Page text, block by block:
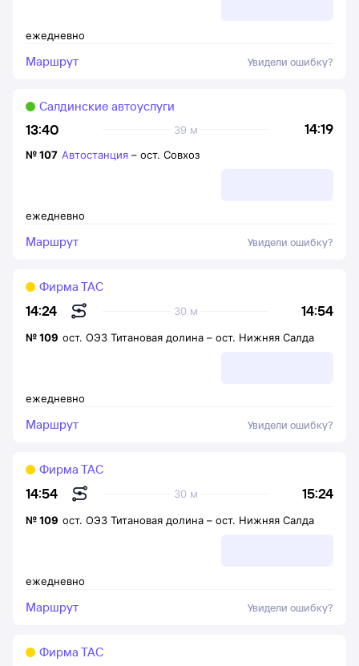
ежедневно
Маршрут Увидели ошибку?
13:40 14:19
39 м
Салдинские автоуслуги
ежедневно
№107 Автостанция – ост. Совхоз
Маршрут Увидели ошибку?
14:24 14:54
30 м
Фирма ТАС
ежедневно
№109 ост. ОЭЗ Титановая долина – ост. Нижняя Салда
Маршрут Увидели ошибку?
14:54 15:24
30 м
Фирма ТАС
ежедневно
№109 ост. ОЭЗ Титановая долина – ост. Нижняя Салда
Маршрут Увидели ошибку?
Фирма ТАС